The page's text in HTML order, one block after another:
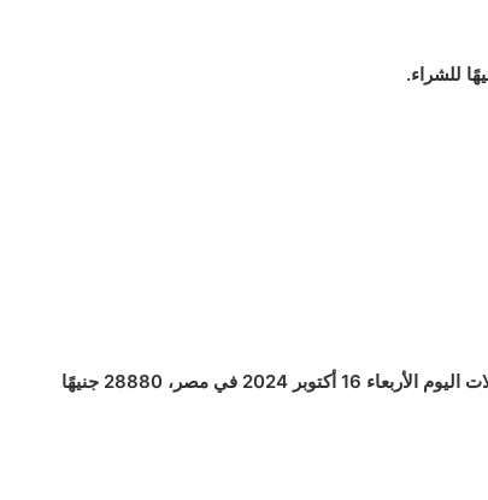
سجل سعر الجنيه الذهب عيار 21، والذي يزن 8 جرامات خلال تعاملات اليوم الأربعاء 16 أكتوبر 2024 في مصر، 28880 جنيهًا